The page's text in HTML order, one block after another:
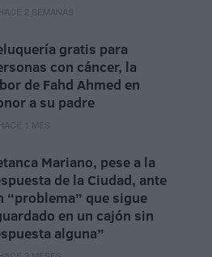
2 SEMANAS
gratis para
con cáncer, la
de Fahd Ahmed en
a su padre
1 MES
Mariano, pese a la
de la Ciudad, ante
“problema” que sigue
en un cajón sin
alguna”